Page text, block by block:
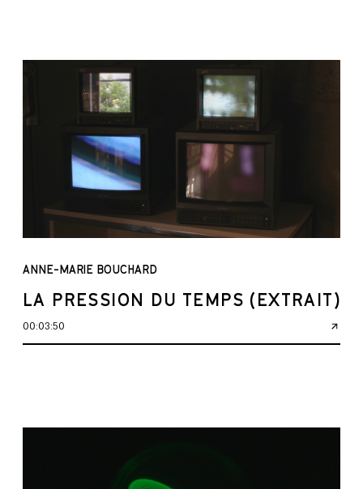
ANNE-MARIE BOUCHARD
LA PRESSION DU TEMPS (EXTRAIT)
00:03:50